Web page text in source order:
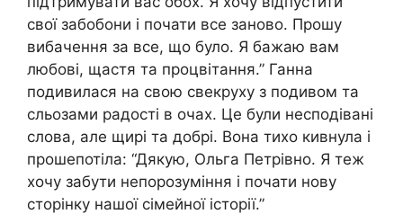
свої забобони і почати все заново. Прошу
вибачення за все, що було. Я бажаю вам
любові, щастя та процвітання.” Ганна
подивилася на свою свекруху з подивом та
сльозами радості в очах. Це були несподівані
слова, але щирі та добрі. Вона тихо кивнула і
прошепотіла: “Дякую, Ольга Петрівно. Я теж
хочу забути непорозуміння і почати нову
сторінку нашої сімейної історії.”